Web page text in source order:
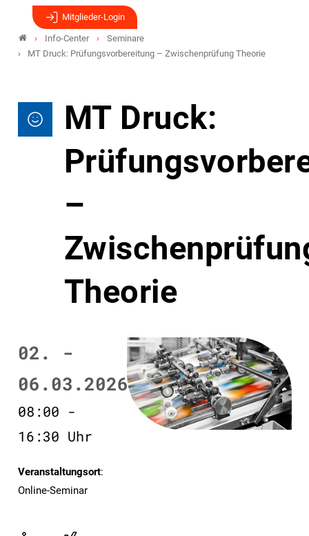
Mitglieder-Login
Info-Center
Seminare
MT Druck: Prüfungsvorbereitung – Zwischenprüfung Theorie
MT Druck:
–
Theorie
02. -
06.03.2026
08:00 -
16:30 Uhr
Veranstaltungsort:
Online-Seminar